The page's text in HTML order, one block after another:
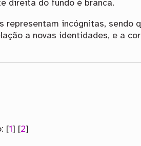
direita do fundo é branca.
representam incógnitas, sendo
a novas identidades, e a
[1] [2]